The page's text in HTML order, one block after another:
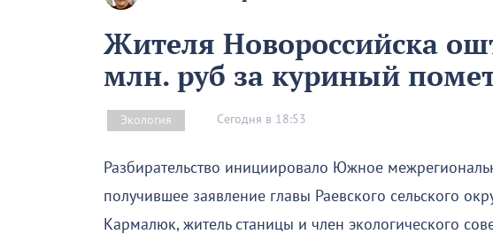
Жителя Новороссийска
млн. руб за куриный
Экология Сегодня в 18:53
Разбирательство инициировало Южное
получившее заявление главы Раевского сельского
Кармалюк, житель станицы и член экологического